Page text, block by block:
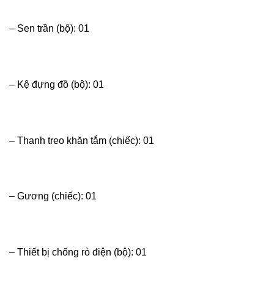
– Sen trần (bộ): 01
– Kệ đựng đồ (bộ): 01
– Thanh treo khăn tắm (chiếc): 01
– Gương (chiếc): 01
– Thiết bị chống rò điện (bộ): 01